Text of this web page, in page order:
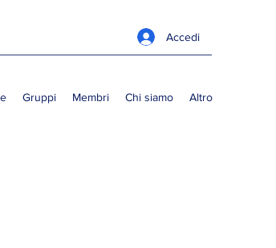
Accedi
Gruppi Membri Chi siamo Altro